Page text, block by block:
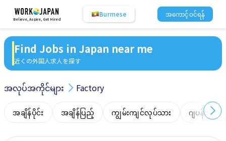
Believe, Aspire, Get Hired
Burmese အကောင့်ဝင်ရန်
Find Jobs in Japan near me
近くの外国人求人を探す
အလုပ်အကိုင်များ Factory
အချိန်ပိုင်း အချိန်ပြည့် ကျွမ်းကျင်လုပ်သား ဂျပန်ဘာသ